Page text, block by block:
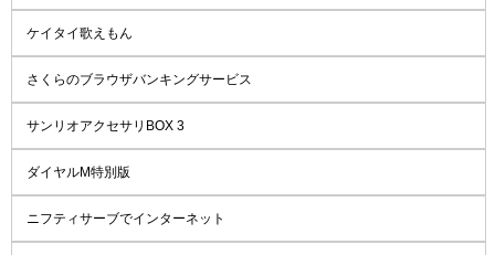
ケイタイ歌えもん
さくらのブラウザバンキングサービス
サンリオアクセサリBOX 3
ダイヤルM特別版
ニフティサーブでインターネット